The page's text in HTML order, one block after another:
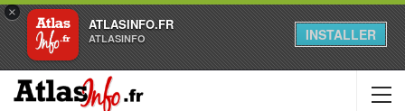
×
ATLASINFO.FR
ATLASINFO INSTALLER